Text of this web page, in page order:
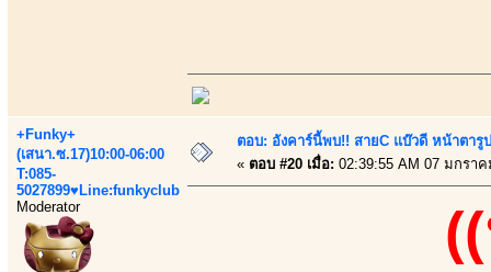
+Funky+
(เสนา.ซ.17)10:00-06:00
T:085-
5027899♥Line:funkyclub
Moderator
ตอบ: อังคาร์นี้พบ!! สายC แบ๊วดี หน้าตารู
« ตอบ #20 เมื่อ: 02:39:55 AM 07 มกรา